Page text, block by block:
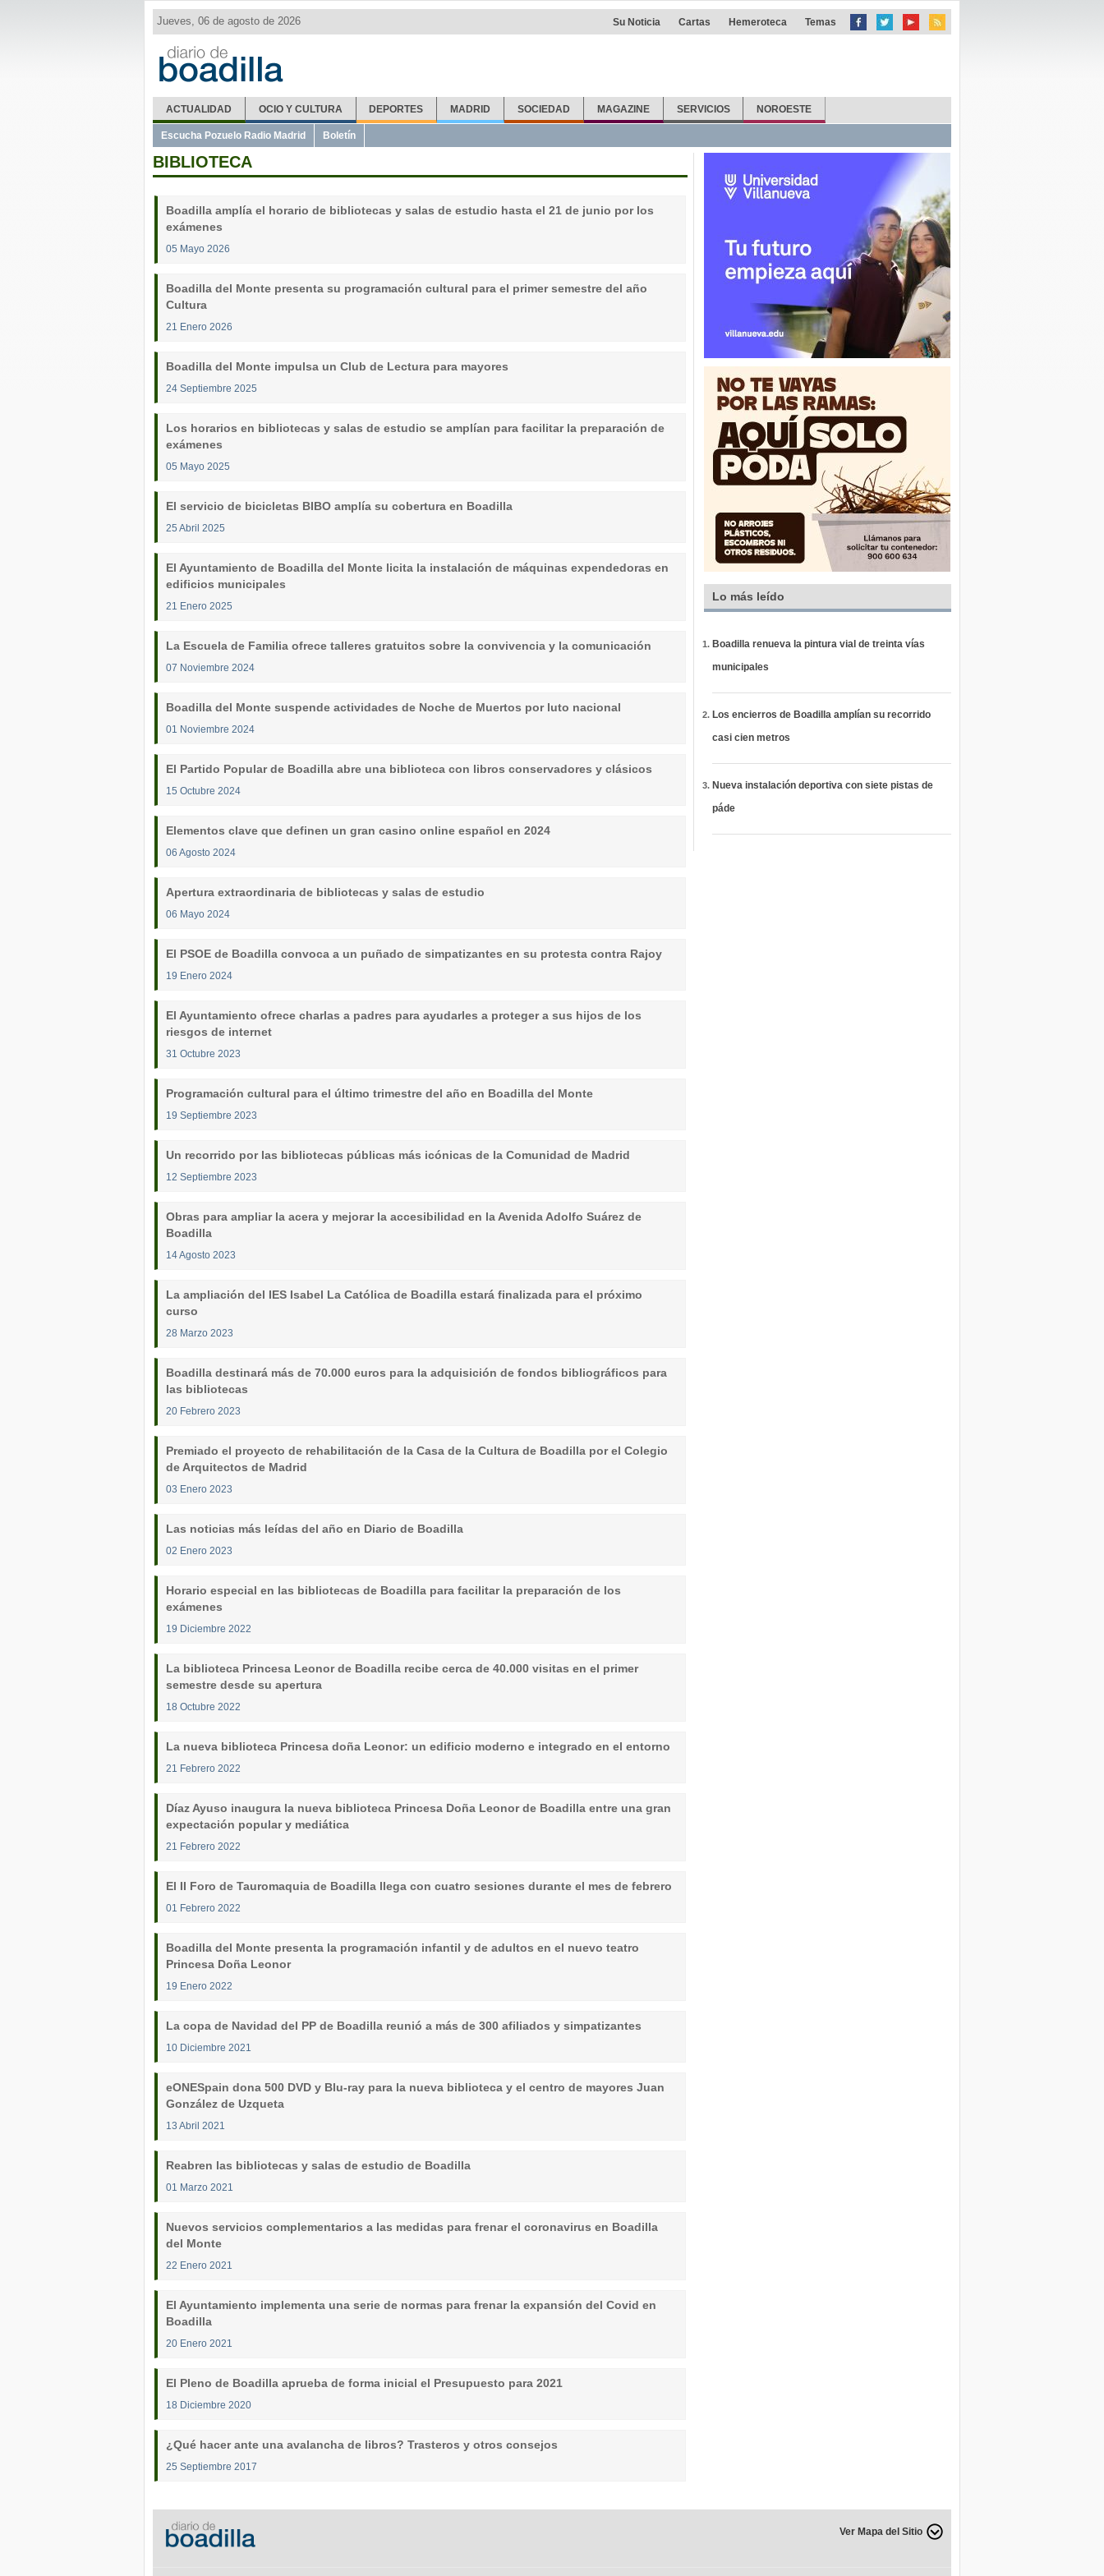
Jueves, 06 de agosto de 2026 Su Noticia Cartas Hemeroteca Temas
ACTUALIDAD OCIO Y CULTURA DEPORTES MADRID SOCIEDAD MAGAZINE SERVICIOS NOROESTE
Escucha Pozuelo Radio Madrid Boletín
BIBLIOTECA
Boadilla amplía el horario de bibliotecas y salas de estudio hasta el 21 de junio por los
exámenes
05 Mayo 2026
Boadilla del Monte presenta su programación cultural para el primer semestre del año
Cultura
21 Enero 2026
Boadilla del Monte impulsa un Club de Lectura para mayores
24 Septiembre 2025
Los horarios en bibliotecas y salas de estudio se amplían para facilitar la preparación de
exámenes
05 Mayo 2025
El servicio de bicicletas BIBO amplía su cobertura en Boadilla
25 Abril 2025
El Ayuntamiento de Boadilla del Monte licita la instalación de máquinas expendedoras en
edificios municipales
21 Enero 2025
La Escuela de Familia ofrece talleres gratuitos sobre la convivencia y la comunicación
07 Noviembre 2024
Boadilla del Monte suspende actividades de Noche de Muertos por luto nacional
01 Noviembre 2024
El Partido Popular de Boadilla abre una biblioteca con libros conservadores y clásicos
15 Octubre 2024
Elementos clave que definen un gran casino online español en 2024
06 Agosto 2024
Apertura extraordinaria de bibliotecas y salas de estudio
06 Mayo 2024
El PSOE de Boadilla convoca a un puñado de simpatizantes en su protesta contra Rajoy
19 Enero 2024
El Ayuntamiento ofrece charlas a padres para ayudarles a proteger a sus hijos de los
riesgos de internet
31 Octubre 2023
Programación cultural para el último trimestre del año en Boadilla del Monte
19 Septiembre 2023
Un recorrido por las bibliotecas públicas más icónicas de la Comunidad de Madrid
12 Septiembre 2023
Obras para ampliar la acera y mejorar la accesibilidad en la Avenida Adolfo Suárez de
Boadilla
14 Agosto 2023
La ampliación del IES Isabel La Católica de Boadilla estará finalizada para el próximo
curso
28 Marzo 2023
Boadilla destinará más de 70.000 euros para la adquisición de fondos bibliográficos para
las bibliotecas
20 Febrero 2023
Premiado el proyecto de rehabilitación de la Casa de la Cultura de Boadilla por el Colegio
de Arquitectos de Madrid
03 Enero 2023
Las noticias más leídas del año en Diario de Boadilla
02 Enero 2023
Horario especial en las bibliotecas de Boadilla para facilitar la preparación de los
exámenes
19 Diciembre 2022
La biblioteca Princesa Leonor de Boadilla recibe cerca de 40.000 visitas en el primer
semestre desde su apertura
18 Octubre 2022
La nueva biblioteca Princesa doña Leonor: un edificio moderno e integrado en el entorno
21 Febrero 2022
Díaz Ayuso inaugura la nueva biblioteca Princesa Doña Leonor de Boadilla entre una gran
expectación popular y mediática
21 Febrero 2022
El II Foro de Tauromaquia de Boadilla llega con cuatro sesiones durante el mes de febrero
01 Febrero 2022
Boadilla del Monte presenta la programación infantil y de adultos en el nuevo teatro
Princesa Doña Leonor
19 Enero 2022
La copa de Navidad del PP de Boadilla reunió a más de 300 afiliados y simpatizantes
10 Diciembre 2021
eONESpain dona 500 DVD y Blu-ray para la nueva biblioteca y el centro de mayores Juan
González de Uzqueta
13 Abril 2021
Reabren las bibliotecas y salas de estudio de Boadilla
01 Marzo 2021
Nuevos servicios complementarios a las medidas para frenar el coronavirus en Boadilla
del Monte
22 Enero 2021
El Ayuntamiento implementa una serie de normas para frenar la expansión del Covid en
Boadilla
20 Enero 2021
El Pleno de Boadilla aprueba de forma inicial el Presupuesto para 2021
18 Diciembre 2020
¿Qué hacer ante una avalancha de libros? Trasteros y otros consejos
25 Septiembre 2017
Lo más leído
Boadilla renueva la pintura vial de treinta vías
municipales
Los encierros de Boadilla amplían su recorrido
casi cien metros
Nueva instalación deportiva con siete pistas de
páde
Ver Mapa del Sitio